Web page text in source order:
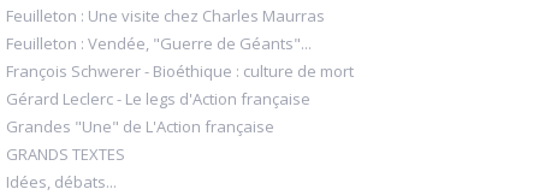
Feuilleton : Une visite chez Charles Maurras
Feuilleton : Vendée, "Guerre de Géants"...
François Schwerer - Bioéthique : culture de mort
Gérard Leclerc - Le legs d'Action française
Grandes "Une" de L'Action française
GRANDS TEXTES
Idées, débats...